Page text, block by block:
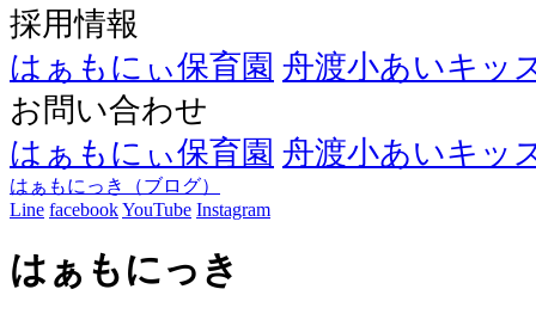
採用情報
はぁもにぃ保育園 舟渡小あいキッ
お問い合わせ
はぁもにぃ保育園 舟渡小あいキッ
はぁもにっき（ブログ）
Line facebookYouTube Instagram
はぁもにっき